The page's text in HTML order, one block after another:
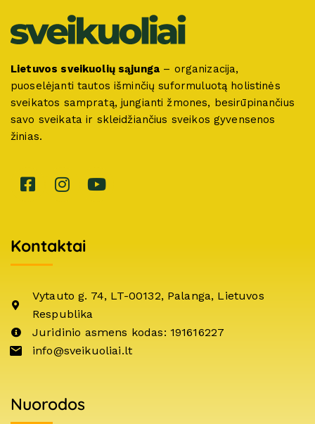
Lietuvos sveikuolių sąjunga – organizacija,
puoselėjanti tautos išminčių suformuluotą holistinės
sveikatos sampratą, jungianti žmones, besirūpinančius
savo sveikata ir skleidžiančius sveikos gyvensenos
žinias.
Kontaktai
Vytauto g. 74, LT-00132, Palanga, Lietuvos
Respublika
Juridinio asmens kodas: 191616227
info@sveikuoliai.lt
Nuorodos